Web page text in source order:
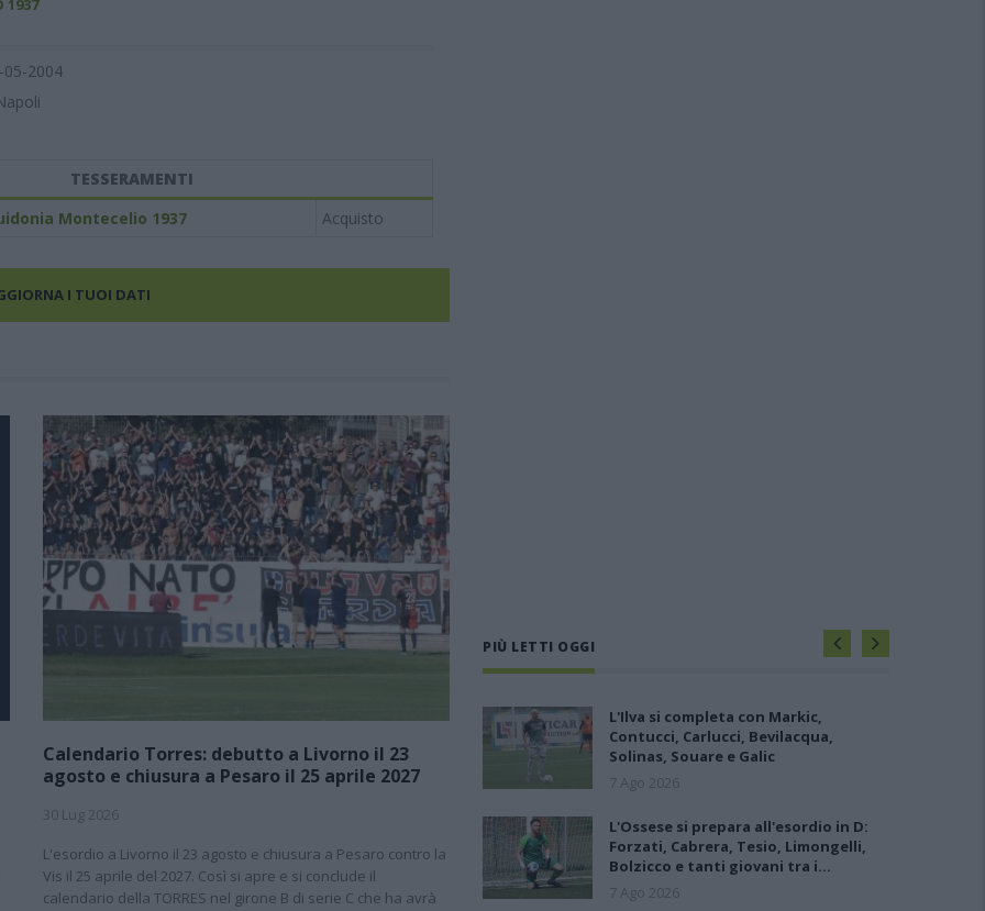
1937
05-2004
TESSERAMENTI
Montecelio 1937 Acquisto
I TUOI DATI
Calendario Torres: debutto a Livorno il 23
agosto e chiusura a Pesaro il 25 aprile 2027
30 Lug 2026
L'esordio a Livorno il 23 agosto e chiusura a Pesaro contro la
Vis il 25 aprile del 2027. Così si apre e si conclude il
calendario della TORRES nel girone B di serie C che ha avrà
PIÙ LETTI OGGI
L'Ilva si completa con Markic,
Contucci, Carlucci, Bevilacqua,
Solinas, Souare e Galic
7 Ago 2026
L'Ossese si prepara all'esordio in D:
Forzati, Cabrera, Tesio, Limongelli,
Bolzicco e tanti giovani tra i…
7 Ago 2026